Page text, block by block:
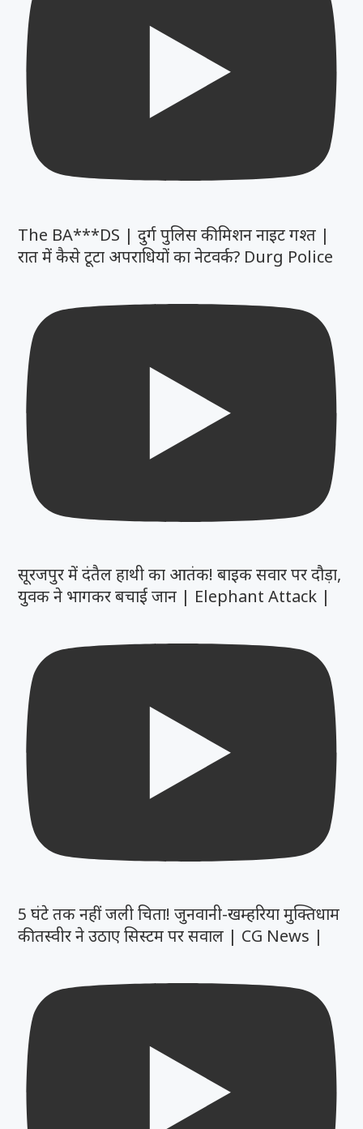
The BA***DS | दुर्ग पुलिस की मिशन नाइट गश्त |
रात में कैसे टूटा अपराधियों का नेटवर्क? Durg Police
सूरजपुर में दंतैल हाथी का आतंक! बाइक सवार पर दौड़ा,
युवक ने भागकर बचाई जान | Elephant Attack |
5 घंटे तक नहीं जली चिता! जुनवानी-खम्हरिया मुक्तिधाम
की तस्वीर ने उठाए सिस्टम पर सवाल | CG News |